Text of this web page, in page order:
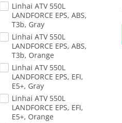
Linhai ATV 550L
LANDFORCE EPS, ABS,
T3b, Gray
Linhai ATV 550L
LANDFORCE EPS, ABS,
T3b, Orange
Linhai ATV 550L
LANDFORCE EPS, EFI,
E5+, Gray
Linhai ATV 550L
LANDFORCE EPS, EFI,
E5+, Orange